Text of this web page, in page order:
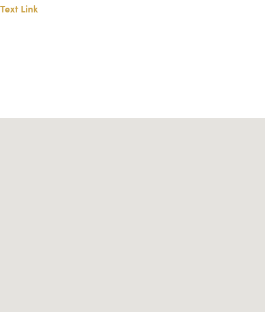
Text Link